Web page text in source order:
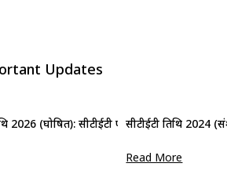
Updates
2026 (घोषित): सीटीईटी फरवरी परीक्षा कार्यक्रम देखें
सीटीईटी तिथि 2024
Read More